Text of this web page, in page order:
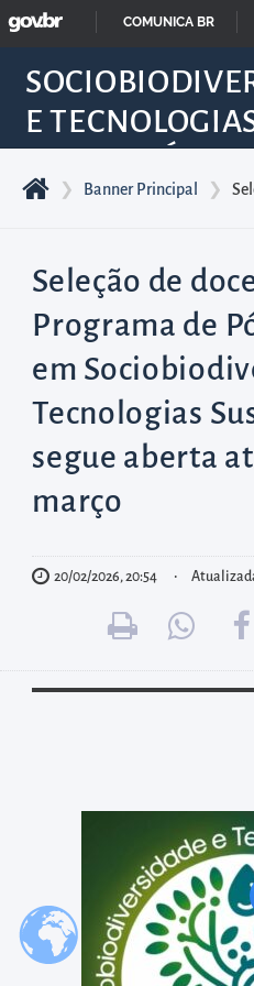
Pular
o
início
conteúdo
principal
página
Acessar
diretamente
o
menu
principal
Acessar
diretamente
área
para
internas
informações
rodapé
E
❯ Banner Principal ❯ Seleção de
Seleção de
Programa de
em
Tecnologias
segue aberta
março
20/02/2026, 20:54
GOVBR
COMUNICA BR